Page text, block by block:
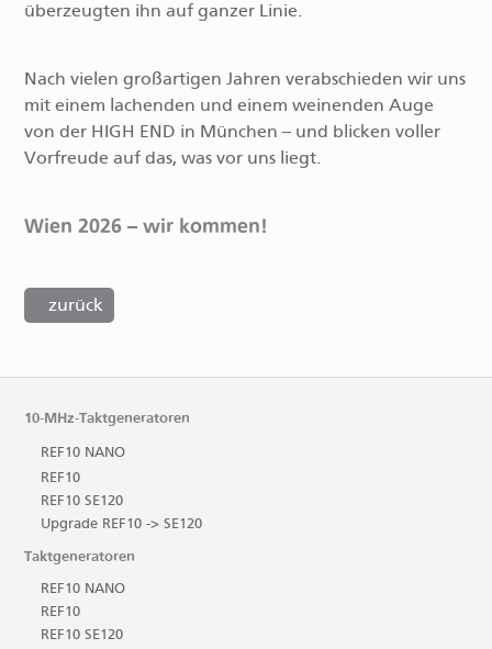
überzeugten ihn auf ganzer Linie.
Nach vielen großartigen Jahren verabschieden wir uns
mit einem lachenden und einem weinenden Auge
von der HIGH END in München – und blicken voller
Vorfreude auf das, was vor uns liegt.
Wien 2026 – wir kommen!
zurück
10-MHz-Taktgeneratoren
REF10 NANO
REF10
REF10 SE120
Upgrade REF10 -> SE120
Taktgeneratoren
REF10 NANO
REF10
REF10 SE120